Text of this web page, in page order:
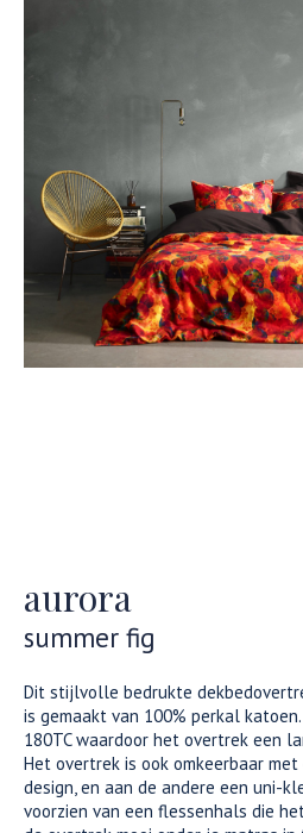
aurora
summer fig
Dit stijlvolle bedrukte
is gemaakt van 100% perkal
180TC waardoor het overtrek een
Het overtrek is ook omkeerbaar
design, en aan de andere een uni-
voorzien van een flessenhals die